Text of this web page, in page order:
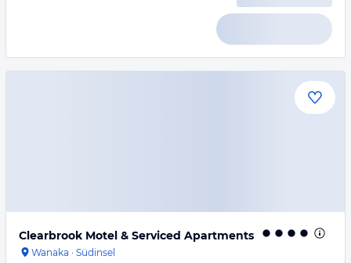
Clearbrook Motel & Serviced Apartments
Wanaka · Südinsel